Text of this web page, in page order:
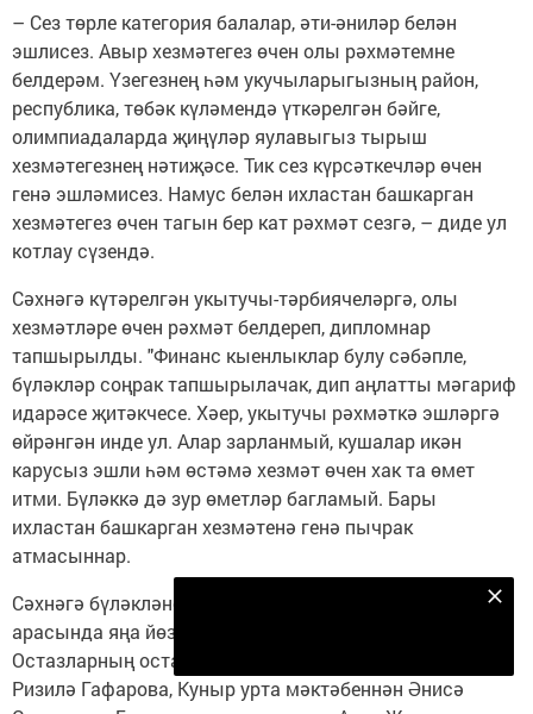
– Сез төрле категория балалар, әти-әниләр белән
эшлисез. Авыр хезмәтегез өчен олы рәхмәтемне
белдерәм. Үзегезнең һәм укучыларыгызның район,
республика, төбәк күләмендә үткәрелгән бәйге,
олимпиадаларда җиңүләр яулавыгыз тырыш
хезмәтегезнең нәтиҗәсе. Тик сез күрсәткечләр өчен
генә эшләмисез. Намус белән ихластан башкарган
хезмәтегез өчен тагын бер кат рәхмәт сезгә, – диде ул
котлау сүзендә.
Сәхнәгә күтәрелгән укытучы-тәрбиячеләргә, олы
хезмәтләре өчен рәхмәт белдереп, дипломнар
тапшырылды. "Финанс кыенлыклар булу сәбәпле,
бүләкләр соңрак тапшырылачак, дип аңлатты мәгариф
идарәсе җитәкчесе. Хәер, укытучы рәхмәткә эшләргә
өйрәнгән инде ул. Алар зарланмый, кушалар икән
карусыз эшли һәм өстәмә хезмәт өчен хак та өмет
итми. Бүләккә дә зур өметләр багламый. Бары
ихластан башкарган хезмәтенә генә пычрак
атмасыннар.
Сәхнәгә бүләкләнергә күтәрелгән мөгаллимнәр
арасында яңа йөзләрне күрү аеруча сөенечле булды.
Остазларның остазлары булган Балтач мәктәбеннән
Ризилә Гафарова, Куныр урта мәктәбеннән Әнисә